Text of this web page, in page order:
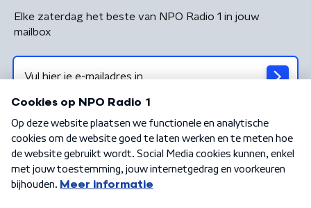
Elke zaterdag het beste van NPO Radio 1 in jouw
mailbox
Algemene voorwaarden